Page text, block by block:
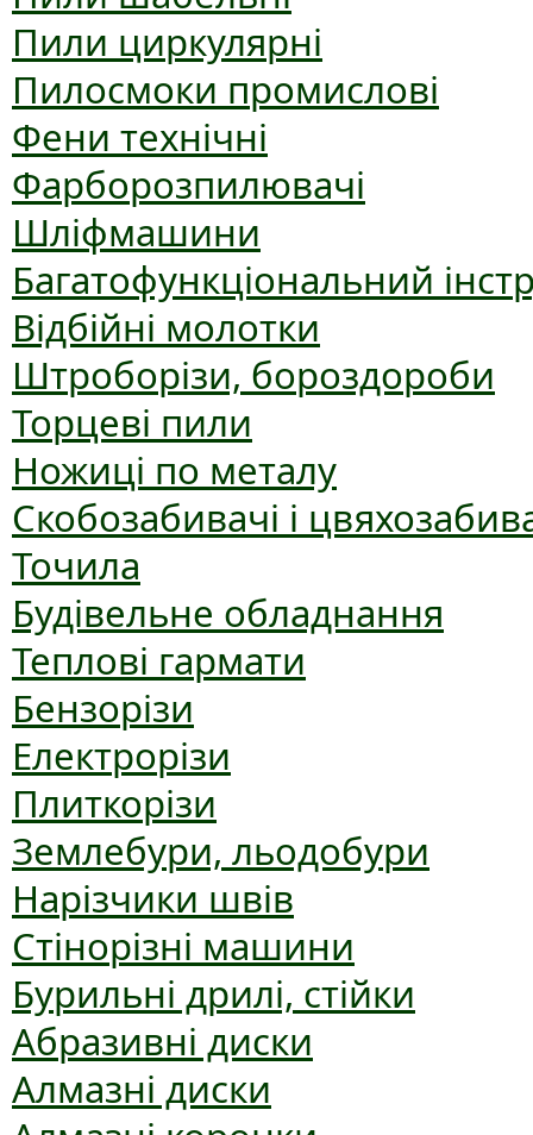
Пили циркулярні
Пилосмоки промислові
Фени технічні
Фарборозпилювачі
Шліфмашини
Багатофункціональний
Відбійні молотки
Штроборізи, бороздороби
Торцеві пили
Ножиці по металу
Скобозабивачі і
Точила
Будівельне обладнання
Теплові гармати
Бензорізи
Електрорізи
Плиткорізи
Землебури, льодобури
Нарізчики швів
Стінорізні машини
Бурильні дрилі, стійки
Абразивні диски
Алмазні диски